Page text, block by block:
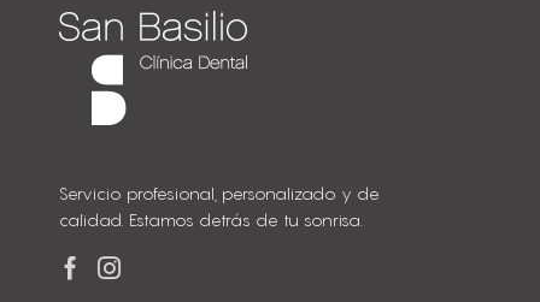
Servicio profesional, personalizado y de
calidad. Estamos detrás de tu sonrisa.